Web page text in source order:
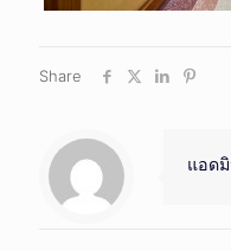
Share
แอด